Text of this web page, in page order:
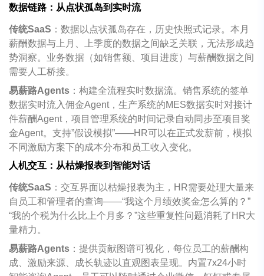
数据链路：从点状孤岛到实时流
传统SaaS ：数据以点状孤岛存在，历史快照式记录。本月
薪酬数据与上月、上季度的数据之间缺乏关联，无法形成趋
势洞察。业务数据（如销售额、项目进度）与薪酬数据之间
需要人工桥接。
易薪路Agents ：构建全流程实时数据流。销售系统的签单
数据实时流入佣金Agent，生产系统的MES数据实时对接计
件薪酬Agent，项目管理系统的时间记录自动同步至项目奖
金Agent。支持”假设模拟”——HR可以在正式发薪前，模拟
不同激励方案下的成本分布和员工收入变化。
人机交互：从枯燥报表到智能对话
传统SaaS ：交互界面以枯燥报表为主， HR需要处理大量来
自员工和管理者的查询——“我这个月绩效奖金怎么算的？ ”
“我的个税为什么比上个月多？ ”这些重复性问题消耗了 HR大
量精力。
易薪路Agents ：提供贡献图谱可视化，每位员工的薪酬构
成、激励来源、成长轨迹以直观图表呈现。内置7x24小时